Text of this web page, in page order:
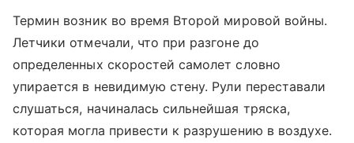
Термин возник во время Второй мировой войны.
Летчики отмечали, что при разгоне до
определенных скоростей самолет словно
упирается в невидимую стену. Рули переставали
слушаться, начиналась сильнейшая тряска,
которая могла привести к разрушению в воздухе.